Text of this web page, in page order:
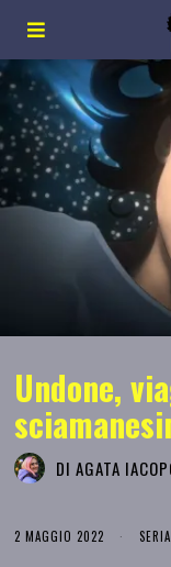
Undone,
DIAGATA
2 MAGGIO 2022